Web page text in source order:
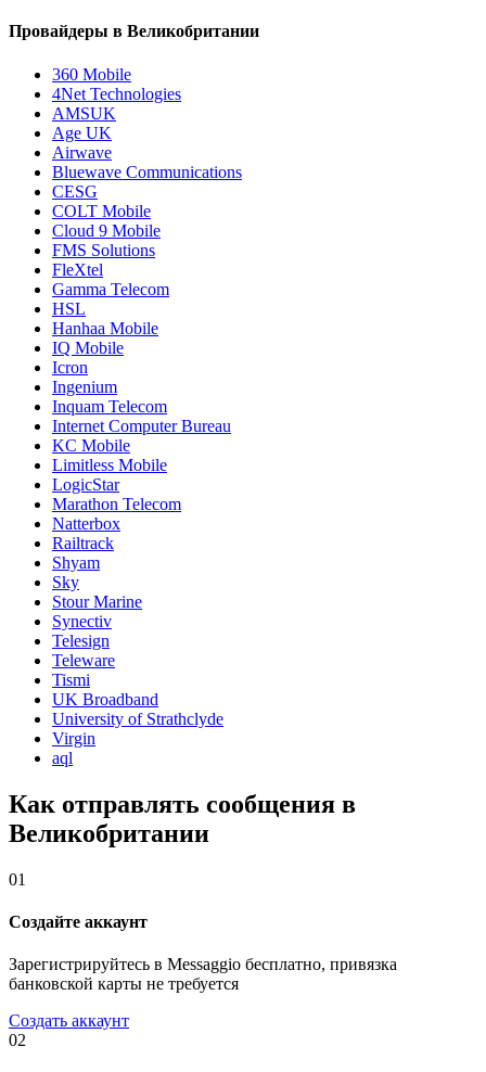
Провайдеры в Великобритании
360 Mobile
4Net Technologies
AMSUK
Age UK
Airwave
Bluewave Communications
CESG
COLT Mobile
Cloud 9 Mobile
FMS Solutions
FleXtel
Gamma Telecom
HSL
Hanhaa Mobile
IQ Mobile
Icron
Ingenium
Inquam Telecom
Internet Computer Bureau
KC Mobile
Limitless Mobile
LogicStar
Marathon Telecom
Natterbox
Railtrack
Shyam
Sky
Stour Marine
Synectiv
Telesign
Teleware
Tismi
UK Broadband
University of Strathclyde
Virgin
aql
Как отправлять сообщения в
Великобритании
01
Создайте аккаунт
Зарегистрируйтесь в Messaggio бесплатно, привязка
банковской карты не требуется
Создать аккаунт
02